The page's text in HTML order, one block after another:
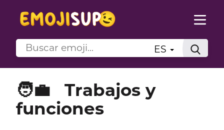
ES
🧑‍💼
Trabajos y
funciones